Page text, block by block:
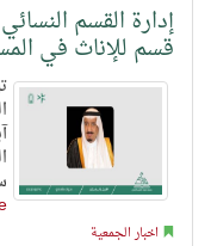
إدارة القسم
قسم للإناث في
اخبار الجمعية